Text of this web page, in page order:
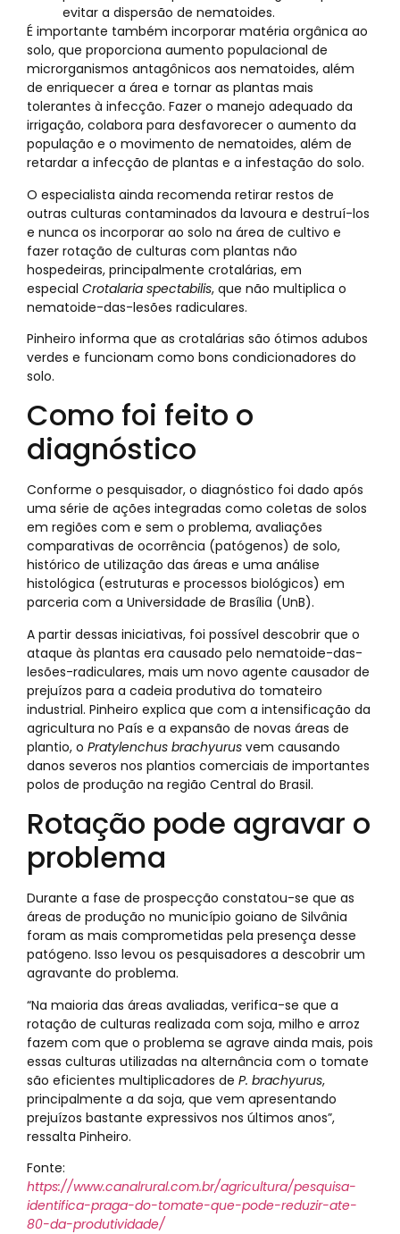
evitar a dispersão de nematoides.
É importante também incorporar matéria orgânica ao
solo, que proporciona aumento populacional de
microrganismos antagônicos aos nematoides, além
de enriquecer a área e tornar as plantas mais
tolerantes à infecção. Fazer o manejo adequado da
irrigação, colabora para desfavorecer o aumento da
população e o movimento de nematoides, além de
retardar a infecção de plantas e a infestação do solo.
O especialista ainda recomenda retirar restos de
outras culturas contaminados da lavoura e destruí-los
e nunca os incorporar ao solo na área de cultivo e
fazer rotação de culturas com plantas não
hospedeiras, principalmente crotalárias, em
especial Crotalaria spectabilis, que não multiplica o
nematoide-das-lesões radiculares.
Pinheiro informa que as crotalárias são ótimos adubos
verdes e funcionam como bons condicionadores do
solo.
Como foi feito o
diagnóstico
Conforme o pesquisador, o diagnóstico foi dado após
uma série de ações integradas como coletas de solos
em regiões com e sem o problema, avaliações
comparativas de ocorrência (patógenos) de solo,
histórico de utilização das áreas e uma análise
histológica (estruturas e processos biológicos) em
parceria com a Universidade de Brasília (UnB).
A partir dessas iniciativas, foi possível descobrir que o
ataque às plantas era causado pelo nematoide-das-
lesões-radiculares, mais um novo agente causador de
prejuízos para a cadeia produtiva do tomateiro
industrial. Pinheiro explica que com a intensificação da
agricultura no País e a expansão de novas áreas de
plantio, o Pratylenchus brachyurus vem causando
danos severos nos plantios comerciais de importantes
polos de produção na região Central do Brasil.
Rotação pode agravar o
problema
Durante a fase de prospecção constatou-se que as
áreas de produção no município goiano de Silvânia
foram as mais comprometidas pela presença desse
patógeno. Isso levou os pesquisadores a descobrir um
agravante do problema.
“Na maioria das áreas avaliadas, verifica-se que a
rotação de culturas realizada com soja, milho e arroz
fazem com que o problema se agrave ainda mais, pois
essas culturas utilizadas na alternância com o tomate
são eficientes multiplicadores de P. brachyurus,
principalmente a da soja, que vem apresentando
prejuízos bastante expressivos nos últimos anos”,
ressalta Pinheiro.
Fonte:
https://www.canalrural.com.br/agricultura/pesquisa-
identifica-praga-do-tomate-que-pode-reduzir-ate-
80-da-produtividade/